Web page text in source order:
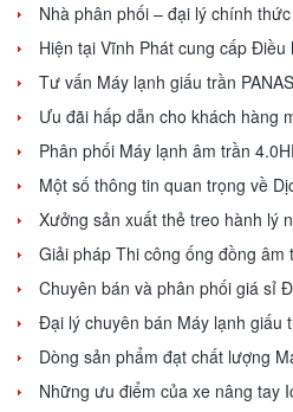
Nhà phân phối – đại lý chính
Hiện tại Vĩnh Phát cung cấp
Tư vấn Máy lạnh giấu trần
Ưu đãi hấp dẫn cho khách hàng
Phân phối Máy lạnh âm trần
Một số thông tin quan trọng về
Xưởng sản xuất thẻ treo hành lý
Giải pháp Thi công ống đồng
Chuyên bán và phân phối giá sỉ
Đại lý chuyên bán Máy lạnh giấu
Dòng sản phẩm đạt chất lượng
Những ưu điểm của xe nâng tay